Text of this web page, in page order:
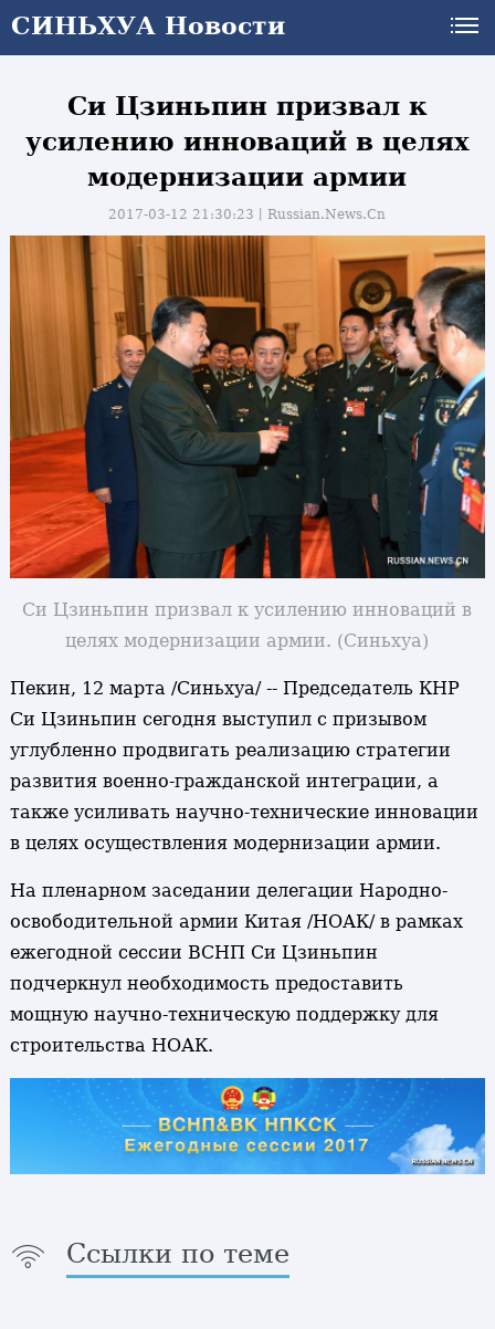
СИНЬХУА Новости
Си Цзиньпин призвал к
усилению инноваций в целях
модернизации армии
2017-03-12 21:30:23丨Russian.News.Cn
Си Цзиньпин призвал к усилению инноваций в
целях модернизации армии. (Синьхуа)
Пекин, 12 марта /Синьхуа/ -- Председатель КНР
Си Цзиньпин сегодня выступил с призывом
углубленно продвигать реализацию стратегии
развития военно-гражданской интеграции, а
также усиливать научно-технические инновации
в целях осуществления модернизации армии.
На пленарном заседании делегации Народно-
освободительной армии Китая /НОАК/ в рамках
ежегодной сессии ВСНП Си Цзиньпин
подчеркнул необходимость предоставить
мощную научно-техническую поддержку для
строительства НОАК.
Ссылки по теме